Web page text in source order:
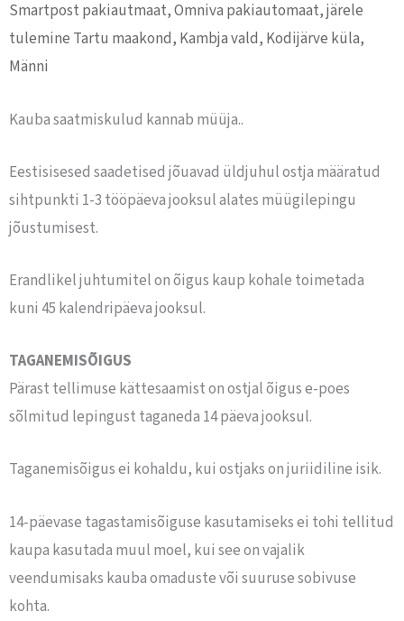
Smartpost pakiautmaat, Omniva pakiautomaat, järele
tulemine Tartu maakond, Kambja vald, Kodijärve küla,
Männi
Kauba saatmiskulud kannab müüja..
Eestisisesed saadetised jõuavad üldjuhul ostja määratud
sihtpunkti 1-3 tööpäeva jooksul alates müügilepingu
jõustumisest.
Erandlikel juhtumitel on õigus kaup kohale toimetada
kuni 45 kalendripäeva jooksul.
TAGANEMISÕIGUS
Pärast tellimuse kättesaamist on ostjal õigus e-poes
sõlmitud lepingust taganeda 14 päeva jooksul.
Taganemisõigus ei kohaldu, kui ostjaks on juriidiline isik.
14-päevase tagastamisõiguse kasutamiseks ei tohi tellitud
kaupa kasutada muul moel, kui see on vajalik
veendumisaks kauba omaduste või suuruse sobivuse
kohta.